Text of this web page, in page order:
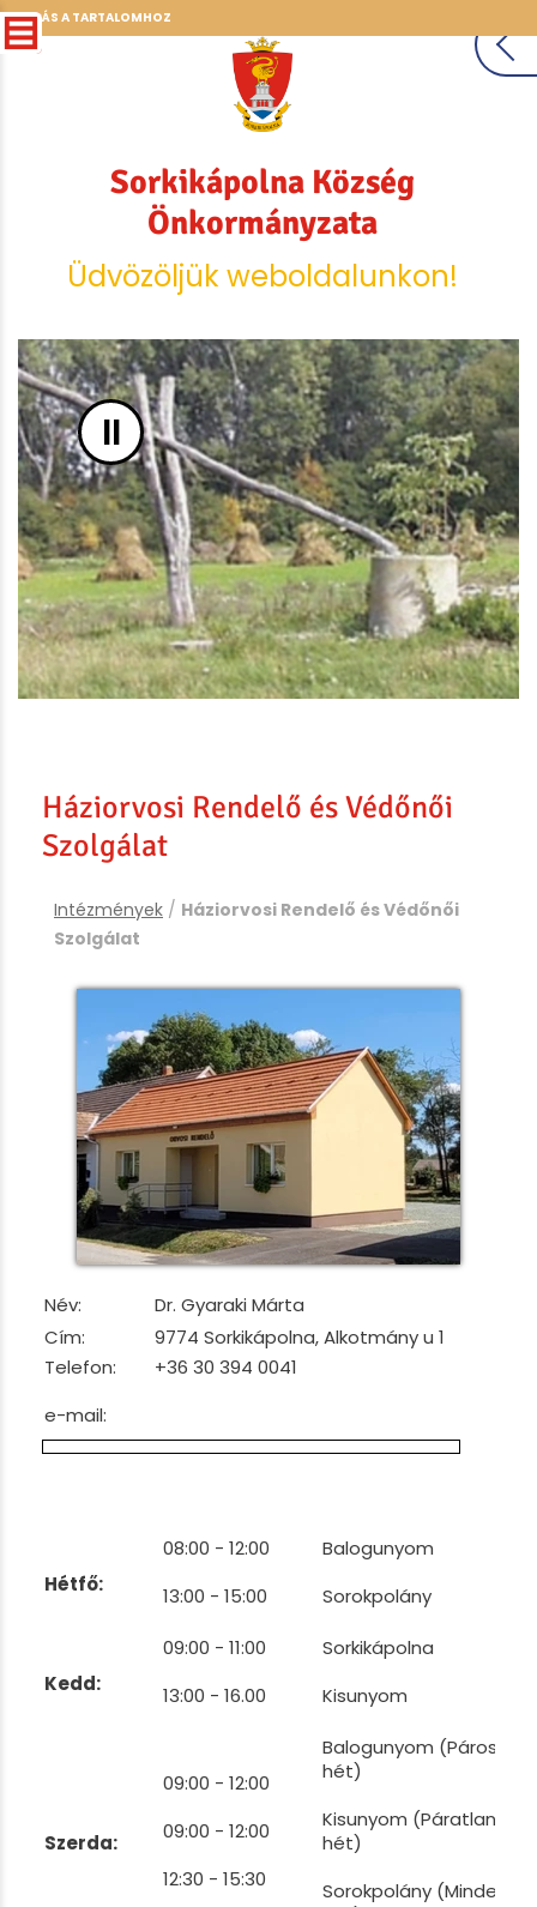
UGRÁS A TARTALOMHOZ
Sorkikápolna Község
Önkormányzata
Üdvözöljük weboldalunkon!
II
Háziorvosi Rendelő és Védőnői
Szolgálat
Intézmények / Háziorvosi Rendelő és Védőnői
Szolgálat
Név:
Dr. Gyaraki Márta
Cím:
9774 Sorkikápolna, Alkotmány u 1
Telefon:
e-mail:
+36 30 394 0041
Hétfő:
08:00 - 12:00
13:00 - 15:00
Balogunyom
Sorokpolány
Kedd:
09:00 - 11:00
13:00 - 16.00
Sorkikápolna
Kisunyom
Szerda:
09:00 - 12:00
09:00 - 12:00
12:30 - 15:30
Balogunyom (Páros
hét)
Kisunyom (Páratlan
hét)
Sorokpolány (Minden